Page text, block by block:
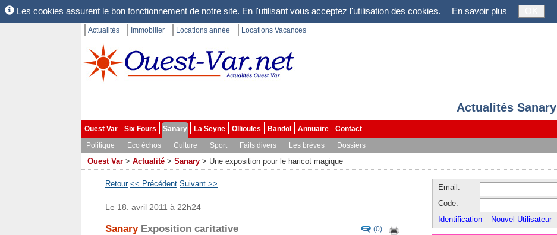
Les cookies assurent le bon fonctionnement de notre site. En l'utilisant vous acceptez l'utilisation des cookies. En savoir plus
Actualités Immobilier Locations année Locations Vacances
Actualités Sanary
Ouest Var Six Fours Sanary La Seyne Ollioules Bandol Annuaire
Contact
Politique
Eco échos Culture Sport Faits divers Les brèves Dossiers
Ouest Var > Actualité > Sanary > Une exposition pour le haricot magique
Retour << Précédent Suivant >>
(0)
Le 18. avril 2011 à 22h24
Sanary Exposition caritative
Email:
Code:
Identification
Nouvel Utilisateur